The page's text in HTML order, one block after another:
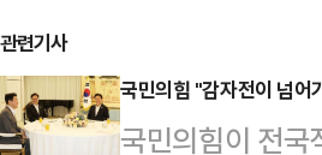
관련기사
국민의힘 "감자전이 넘
국민의힘이 전